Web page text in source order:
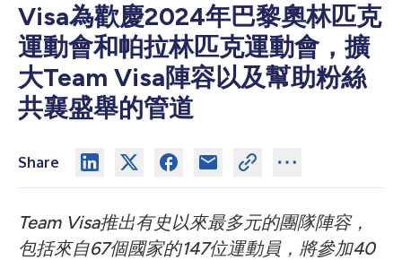
Visa為歡慶2024年巴黎奧林匹克
運動會和帕拉林匹克運動會，擴
大Team Visa陣容以及幫助粉絲
共襄盛舉的管道
Share
Team Visa推出有史以來最多元的團隊陣容，
包括來自67個國家的147位運動員，將參加40